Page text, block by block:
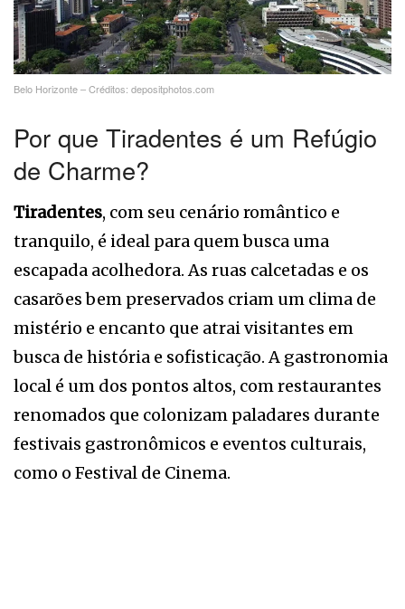
Belo Horizonte – Créditos: depositphotos.com
Por que Tiradentes é um Refúgio
de Charme?
Tiradentes, com seu cenário romântico e
tranquilo, é ideal para quem busca uma
escapada acolhedora. As ruas calcetadas e os
casarões bem preservados criam um clima de
mistério e encanto que atrai visitantes em
busca de história e sofisticação. A gastronomia
local é um dos pontos altos, com restaurantes
renomados que colonizam paladares durante
festivais gastronômicos e eventos culturais,
como o Festival de Cinema.